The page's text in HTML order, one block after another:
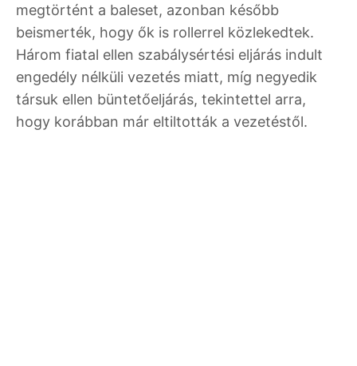
megtörtént a baleset, azonban később
beismerték, hogy ők is rollerrel közlekedtek.
Három fiatal ellen szabálysértési eljárás indult
engedély nélküli vezetés miatt, míg negyedik
társuk ellen büntetőeljárás, tekintettel arra,
hogy korábban már eltiltották a vezetéstől.